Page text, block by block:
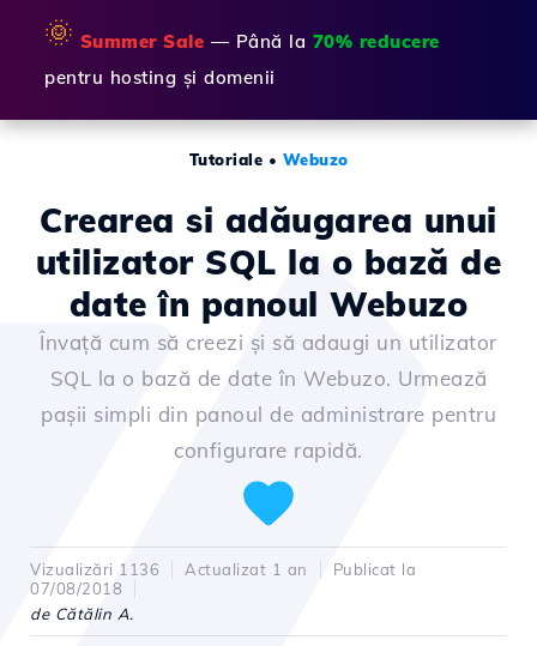
🌞 Summer Sale — Până la 70% reducere
pentru hosting și domenii
Tutoriale • Webuzo
Crearea si adăugarea unui
utilizator SQL la o bază de
date în panoul Webuzo
Învață cum să creezi și să adaugi un utilizator
SQL la o bază de date în Webuzo. Urmează
pașii simpli din panoul de administrare pentru
configurare rapidă.
Vizualizări 1136 Actualizat 1 an
Publicat la
07/08/2018
de Cătălin A.